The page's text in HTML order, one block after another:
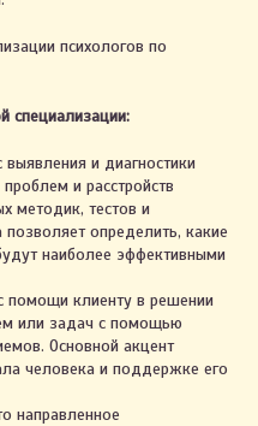
психологов по
специализации:
и диагностики
и расстройств
методик, тестов и
определить, какие
наиболее эффективными
помощи клиенту в решении
или задач с помощью
Основной акцент
человека и поддержке его
направленное